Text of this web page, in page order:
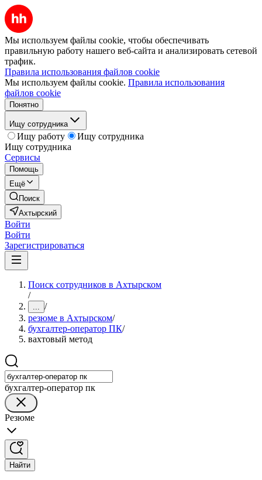
Мы используем файлы cookie, чтобы обеспечивать
правильную работу нашего веб-сайта и анализировать сетевой
трафик.
Правила использования файлов cookie
Мы используем файлы cookie. Правила использования
файлов cookie
Понятно
Ищу сотрудника
Ищу работу
Ищу сотрудника
Ищу сотрудника
Сервисы
Помощь
Ещё
Поиск
Ахтырский
Войти
Войти
Зарегистрироваться
Поиск сотрудников в Ахтырском
/
... /
резюме в Ахтырском/
бухгалтер-оператор ПК/
вахтовый метод
бухгалтер-оператор пк
Резюме
Найти